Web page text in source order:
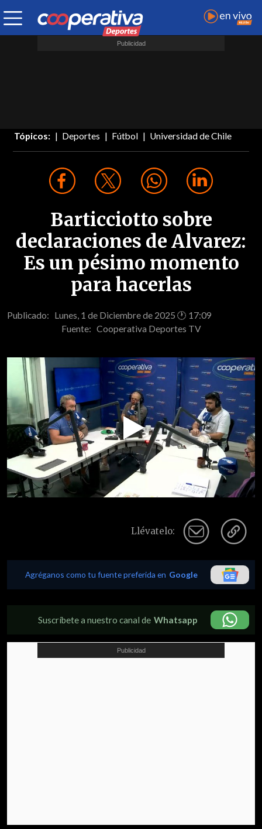
Tópicos: Deportes Fútbol Universidad de Chile
Barticciotto sobre
declaraciones de Alvarez:
Es un pésimo momento
para hacerlas
Publicado: Lunes, 1 de Diciembre de 2025 🕐 17:09
Fuente: Cooperativa Deportes TV
Play
Video
Llévatelo:
Agréganos como tu fuente preferida en Google
Suscríbete a nuestro canal de Whatsapp